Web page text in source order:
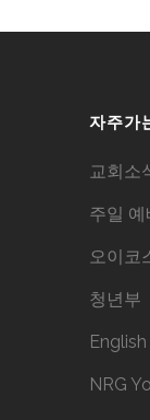
자주가
교회소
주일
오이코
청년부
NRG